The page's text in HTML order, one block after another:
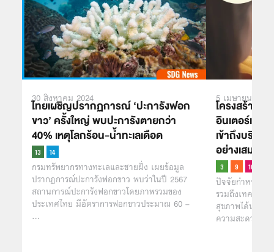
30 สิงหาคม 2024
ไทยเผชิญปรากฏการณ์ ‘ปะการังฟอก
ขาว’ ครั้งใหญ่ พบปะการังตายกว่า
40% เหตุโลกร้อน-น้ำทะเลเดือด
กรมทรัพยากรทางทะเลและชายฝั่ง เผยข้อมูล
ปรากฏการณ์ปะการังฟอกขาว พบว่าในปี 2567
สถานการณ์ปะการังฟอกขาวโดยภาพรวมของ
ประเทศไทย มีอัตราการฟอกขาวประมาณ 60 –
…
5 เมษายน 2021
โครงสร้างพื้
อินเตอร์เน็ต
เข้าถึงบริกา
อย่างเสมอภ
ปัจจัยกำหนดสุ
รวมถึงเทคโนโ
สุขภาพได้นำเท
ความสะดวกมา